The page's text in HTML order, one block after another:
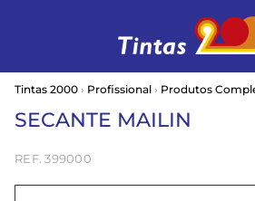
Tintas 2000 › Profissional › Produtos
SECANTE MAILIN
399000